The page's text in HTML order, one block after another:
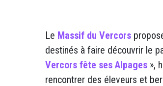
Le Massif du Vercors
destinés à faire découvrir le
Vercors fête ses Alpages »,
rencontrer des éleveurs et